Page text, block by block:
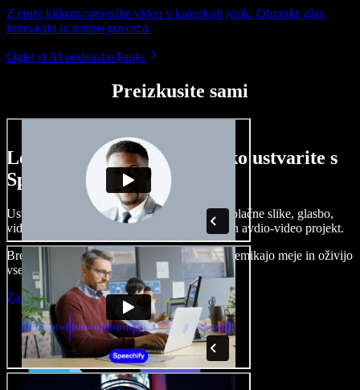
Z enim klikom prevedite video v katerikoli jezik. Ohranite glas,
intonacijo in tempo govorca.
Oglej si AI podnaslavljanje
Preizkusite sami
Le nekaj primerov, kaj lahko ustvarite s
Speechify Studio.
Ustvarjajte govorne posnetke, dodajajte brezplačne slike, glasbo,
videe, klonirajte svoj glas in pripravite celoten avdio-video projekt.
Brez učenja in kar iz brskalnika ustvarjalci premikajo meje in oživijo
vse ideje.
Zaženi Studio